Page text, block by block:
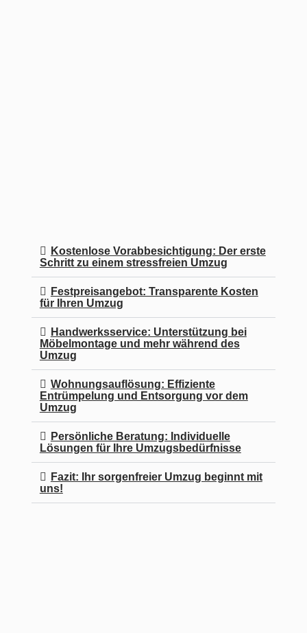
Kostenlose Vorabbesichtigung: Der erste
Schritt zu einem stressfreien Umzug
Festpreisangebot: Transparente Kosten
für Ihren Umzug
Handwerksservice: Unterstützung bei
Möbelmontage und mehr während des
Umzug
Wohnungsauflösung: Effiziente
Entrümpelung und Entsorgung vor dem
Umzug
Persönliche Beratung: Individuelle
Lösungen für Ihre Umzugsbedürfnisse
Fazit: Ihr sorgenfreier Umzug beginnt mit
uns!